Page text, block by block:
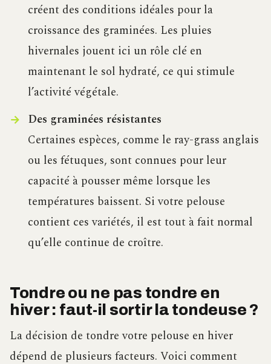
créent des conditions idéales pour la
croissance des graminées. Les pluies
hivernales jouent ici un rôle clé en
maintenant le sol hydraté, ce qui stimule
l’activité végétale.
Des graminées résistantes
Certaines espèces, comme le ray-grass anglais
ou les fétuques, sont connues pour leur
capacité à pousser même lorsque les
températures baissent. Si votre pelouse
contient ces variétés, il est tout à fait normal
qu’elle continue de croître.
Tondre ou ne pas tondre en
hiver : faut-il sortir la tondeuse ?
La décision de tondre votre pelouse en hiver
dépend de plusieurs facteurs. Voici comment